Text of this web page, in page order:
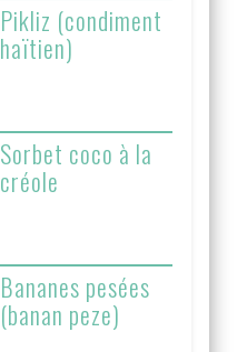
Pikliz (condiment
haïtien)
Sorbet coco à la
créole
Bananes pesées
(banan peze)